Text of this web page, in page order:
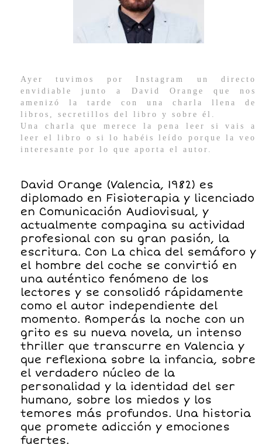
Ayer tuvimos por Instagram un directo
envidiable junto a David Orange que nos
amenizó la tarde con una charla llena de
libros, secretillos del libro y sobre él.
Una charla que merece la pena leer si vais a
leer el libro o si lo habéis leído porque la veo
interesante por lo que aporta el autor.
David Orange (Valencia, 1982) es
diplomado en Fisioterapia y licenciado
en Comunicación Audiovisual, y
actualmente compagina su actividad
profesional con su gran pasión, la
escritura. Con La chica del semáforo y
el hombre del coche se convirtió en
una auténtico fenómeno de los
lectores y se consolidó rápidamente
como el autor independiente del
momento. Romperás la noche con un
grito es su nueva novela, un intenso
thriller que transcurre en Valencia y
que reflexiona sobre la infancia, sobre
el verdadero núcleo de la
personalidad y la identidad del ser
humano, sobre los miedos y los
temores más profundos. Una historia
que promete adicción y emociones
fuertes.